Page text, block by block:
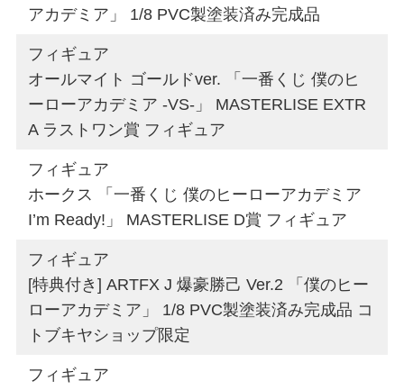
アカデミア」 1/8 PVC製塗装済み完成品
フィギュア
オールマイト ゴールドver. 「一番くじ 僕のヒ
ーローアカデミア -VS-」 MASTERLISE EXTR
A ラストワン賞 フィギュア
フィギュア
ホークス 「一番くじ 僕のヒーローアカデミア
I’m Ready!」 MASTERLISE D賞 フィギュア
フィギュア
[特典付き] ARTFX J 爆豪勝己 Ver.2 「僕のヒー
ローアカデミア」 1/8 PVC製塗装済み完成品 コ
トブキヤショップ限定
フィギュア